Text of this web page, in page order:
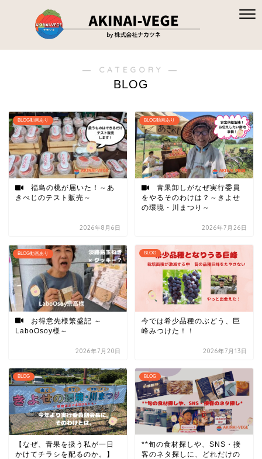
― CATEGORY ―
BLOG
BLOG動画あり
福島の桃が届いた！～あ
きべじのテスト販売～
2026年8月6日
BLOG動画あり
青果卸しがなぜ実行委員
をやるそのわけは？～きよせ
の環境・川まつり～
2026年7月26日
BLOG動画あり
お得意先様繁盛記 ～
LaboOsoy様～
2026年7月20日
BLOG
今では希少品種のぶどう、巨
峰みつけた！！
2026年7月13日
BLOG
【なぜ、青果を扱う私が一日
かけてチラシを配るのか。】
BLOG
**旬の食材探しや、SNS・接
客のネタ探しに、どれだけの